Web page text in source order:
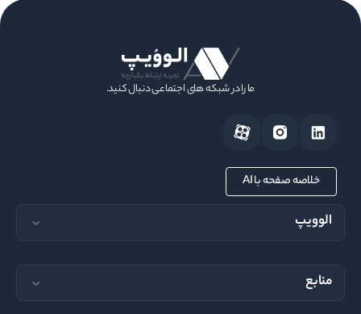
ما را در شبکه های اجتماعی دنبال کنید.
خلاصه صفحه با AI
الوویپ
تماس با ما
منابع